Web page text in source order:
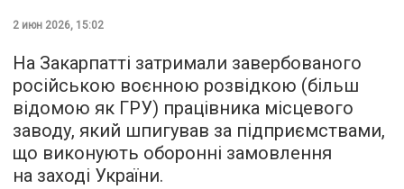
2 июн 2026, 15:02
На Закарпатті затримали завербованого
російською воєнною розвідкою (більш
відомою як ГРУ) працівника місцевого
заводу, який шпигував за підприємствами,
що виконують оборонні замовлення
на заході України.